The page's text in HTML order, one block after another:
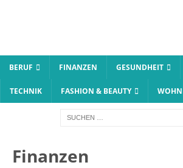
BERUF FINANZEN GESUNDHEIT
TECHNIK FASHION & BEAUTY
Finanzen